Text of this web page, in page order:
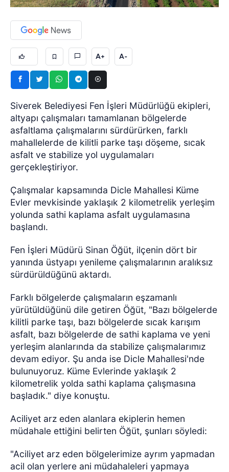
A+ A-
Siverek Belediyesi Fen İşleri Müdürlüğü ekipleri,
altyapı çalışmaları tamamlanan bölgelerde
asfaltlama çalışmalarını sürdürürken, farklı
mahallelerde de kilitli parke taşı döşeme, sıcak
asfalt ve stabilize yol uygulamaları
gerçekleştiriyor.
Çalışmalar kapsamında Dicle Mahallesi Küme
Evler mevkisinde yaklaşık 2 kilometrelik yerleşim
yolunda sathi kaplama asfalt uygulamasına
başlandı.
Fen İşleri Müdürü Sinan Öğüt, ilçenin dört bir
yanında üstyapı yenileme çalışmalarının aralıksız
sürdürüldüğünü aktardı.
Farklı bölgelerde çalışmaların eşzamanlı
yürütüldüğünü dile getiren Öğüt, "Bazı bölgelerde
kilitli parke taşı, bazı bölgelerde sıcak karışım
asfalt, bazı bölgelerde de sathi kaplama ve yeni
yerleşim alanlarında da stabilize çalışmalarımız
devam ediyor. Şu anda ise Dicle Mahallesi'nde
bulunuyoruz. Küme Evlerinde yaklaşık 2
kilometrelik yolda sathi kaplama çalışmasına
başladık." diye konuştu.
Aciliyet arz eden alanlara ekiplerin hemen
müdahale ettiğini belirten Öğüt, şunları söyledi:
"Aciliyet arz eden bölgelerimize ayrım yapmadan
acil olan yerlere ani müdahaleleri yapmaya